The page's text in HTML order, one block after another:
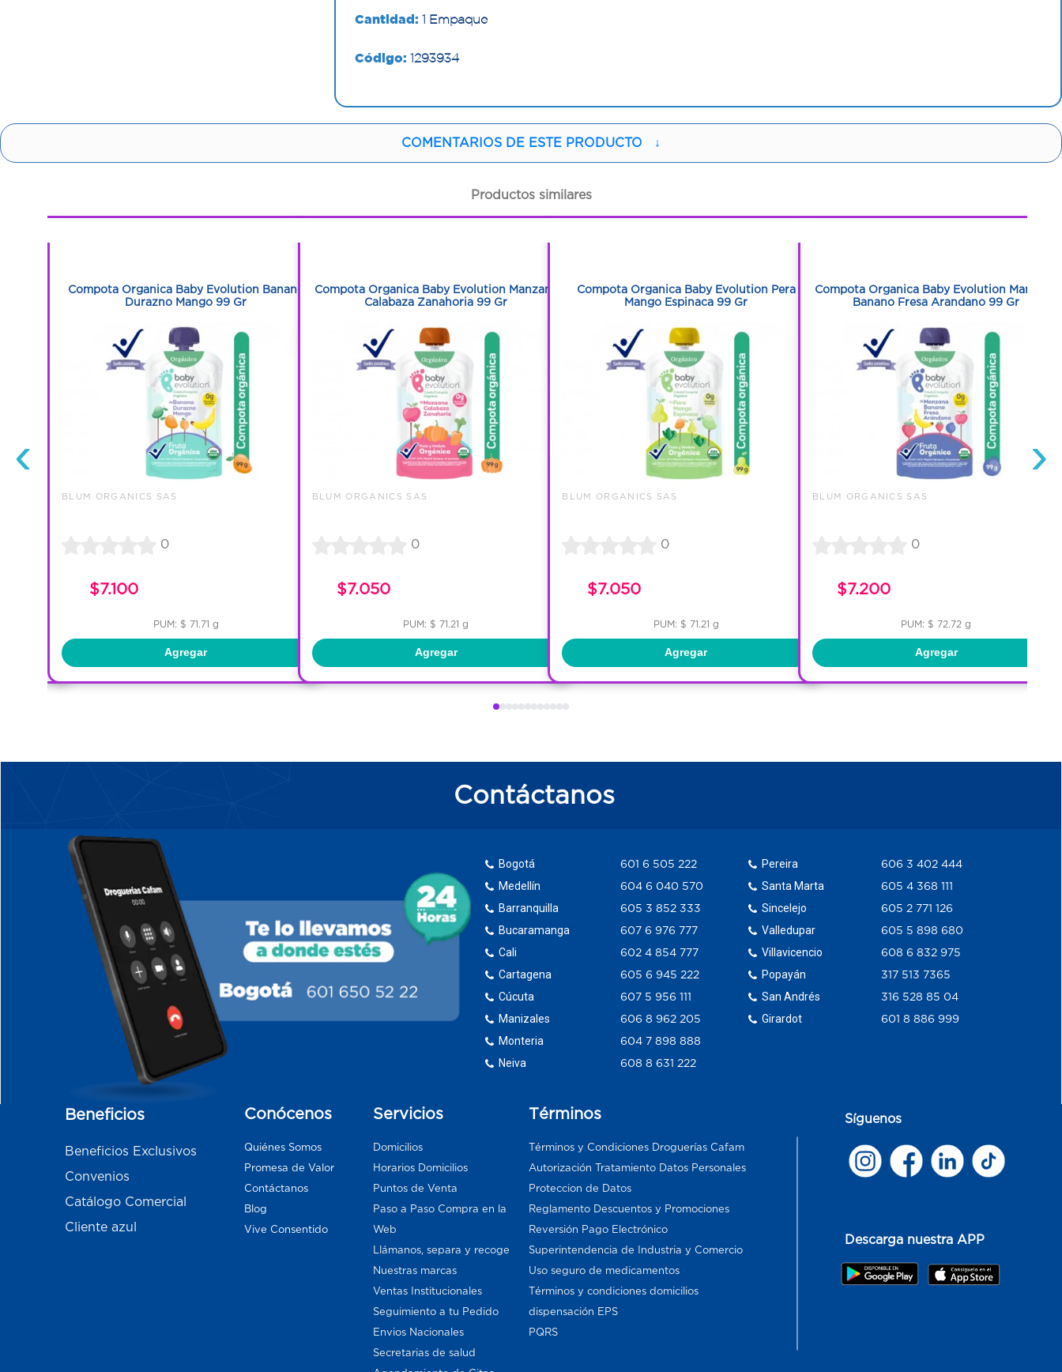
Cantidad: 1 Empaque
Código: 1293934
COMENTARIOS DE ESTE PRODUCTO ↓
Productos similares
‹
Compota Organica Baby Evolution Banano
Durazno Mango 99 Gr
BLUM ORGANICS SAS
0
$7.100
PUM: $ 71.71 g
Agregar
Compota Organica Baby Evolution Manzana
Calabaza Zanahoria 99 Gr
BLUM ORGANICS SAS
0
$7.050
PUM: $ 71.21 g
Agregar
Compota Organica Baby Evolution Pera
Mango Espinaca 99 Gr
BLUM ORGANICS SAS
0
$7.050
PUM: $ 71.21 g
Agregar
Compota Organica Baby Evolution Manzana
Banano Fresa Arandano 99 Gr
BLUM ORGANICS SAS
0
$7.200
PUM: $ 72.72 g
Agregar
›
Contáctanos
Bogotá
Medellín
Barranquilla
Bucaramanga
Cali
Cartagena
Cúcuta
Manizales
Monteria
Neiva
601 6 505 222
604 6 040 570
605 3 852 333
607 6 976 777
602 4 854 777
605 6 945 222
607 5 956 111
606 8 962 205
604 7 898 888
608 8 631 222
Pereira
Santa Marta
Sincelejo
Valledupar
Villavicencio
Popayán
San Andrés
Girardot
606 3 402 444
605 4 368 111
605 2 771 126
605 5 898 680
608 6 832 975
317 513 7365
316 528 85 04
601 8 886 999
Beneficios
Beneficios Exclusivos
Convenios
Catálogo Comercial
Cliente azul
Conócenos
Quiénes Somos
Promesa de Valor
Contáctanos
Blog
Vive Consentido
Servicios
Domicilios
Horarios Domicilios
Puntos de Venta
Paso a Paso Compra en la
Web
Llámanos, separa y recoge
Nuestras marcas
Ventas Institucionales
Seguimiento a tu Pedido
Envios Nacionales
Secretarias de salud
Términos
Términos y Condiciones Droguerías Cafam
Autorización Tratamiento Datos Personales
Proteccion de Datos
Reglamento Descuentos y Promociones
Reversión Pago Electrónico
Superintendencia de Industria y Comercio
Uso seguro de medicamentos
Términos y condiciones domicilios
dispensación EPS
PQRS
Síguenos
Descarga nuestra APP